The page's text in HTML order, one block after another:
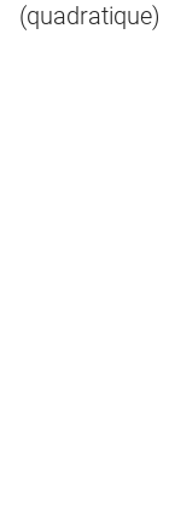
(quadratique)